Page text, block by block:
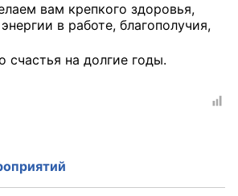
советы по проведению
вам крепкого здоровья,
в работе, благополучия,
счастья на долгие годы.